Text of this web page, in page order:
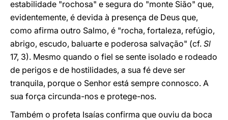
estabilidade "rochosa" e segura do "monte Sião" que,
evidentemente, é devida à presença de Deus que,
como afirma outro Salmo, é "rocha, fortaleza, refúgio,
abrigo, escudo, baluarte e poderosa salvação" (cf. Sl
17, 3). Mesmo quando o fiel se sente isolado e rodeado
de perigos e de hostilidades, a sua fé deve ser
tranquila, porque o Senhor está sempre connosco. A
sua força circunda-nos e protege-nos.
Também o profeta Isaías confirma que ouviu da boca